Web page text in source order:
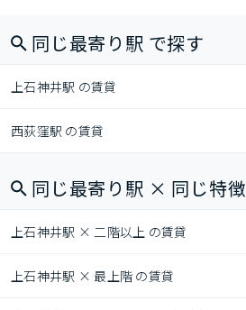
同じ最寄り駅 で探す
上石神井駅 の賃貸
西荻窪駅 の賃貸
同じ最寄り駅 × 同じ特
上石神井駅 × 二階以上 の賃貸
上石神井駅 × 最上階 の賃貸